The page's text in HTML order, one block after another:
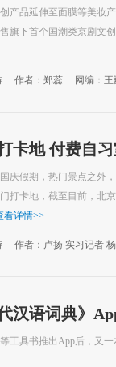
产品延伸至面膜等美妆
旗下首个国潮类京剧文
作者：郑蕊 网编：王
卡地 付费自
庆假期，热门景点之外
打卡地，截至目前，北
看详情>>
作者：卢扬 实习记者
汉语词典》
工具书推出App后，又